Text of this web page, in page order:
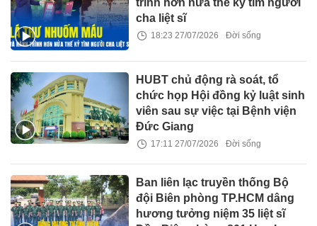
trình hơn nửa thế kỷ tìm người
cha liệt sĩ
18:23 27/07/2026 Đời sống
HUBT chủ động rà soát, tổ
chức họp Hội đồng kỷ luật sinh
viên sau sự việc tại Bệnh viện
Đức Giang
17:11 27/07/2026 Đời sống
Ban liên lạc truyền thống Bộ
đội Biên phòng TP.HCM dâng
hương tưởng niệm 35 liệt sĩ